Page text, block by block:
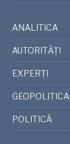
ANALITICA
AUTORITĂȚI
EXPERȚI
GEOPOLITICA
POLITICĂ